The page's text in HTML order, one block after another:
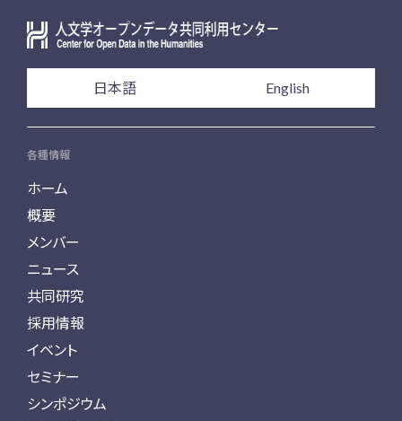
日本語 English
各種情報
ホーム
概要
メンバー
ニュース
共同研究
採用情報
イベント
セミナー
シンポジウム